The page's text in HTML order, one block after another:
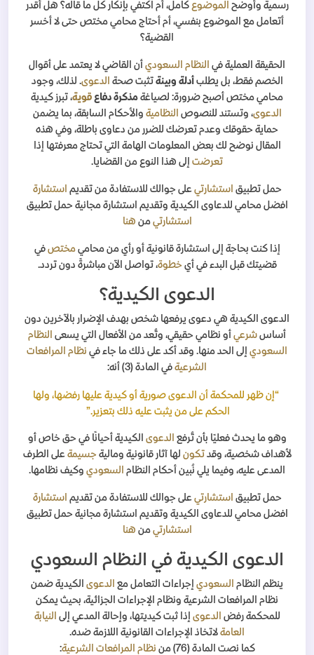
رسمية وأوضح الموضوعكامل، أم اكتفي بإنكار كل ما قاله؟ هل أقدر
أتعامل مع الموضوع بنفسي، أم أحتاج محامي مختص حتى لا أخسر
القضية؟
الحقيقة العملية في النظام السعودي أن القاضي لا يعتمد على أقوال
الخصم فقط، بل يطلب أدلة وبينة تثبت صحة الدعوى. لذلك، وجود
محامي مختص أصبح ضرورة: لصياغة مذكرة دفاع قوية، تبرز كيدية
الدعوى، وتستند للنصوص النظامية والأحكام السابقة، بما يضمن
حماية حقوقك وعدم تعرضك للضرر من دعاوى باطلة، وفي هذه
المقال نوضح لك بعض المعلومات الهامة التي تحتاج معرفتها إذا
تعرضت إلى هذا النوع من القضايا.
حمل تطبيق استشارتيعلى جوالك للاستفادة من تقديم استشارة
افضل محامي للدعاوى الكيدية وتقديم استشارة مجانية حمل تطبيق
استشارتيمن هنا
إذا كنت بحاجة إلى استشارة قانونية أو رأي منمحامي مختصفي
قضيتك قبل البدء في أيخطوة، تواصل الآن مباشرةً دون تردد.
الدعوى الكيدية؟
الدعوى الكيدية هي دعوى يرفعها شخص بهدف الإضرار بالآخرين دون
أساس شرعي أو نظامي حقيقي، وتُعد من الأفعال التي يسعى النظام
السعودي إلى الحد منها. وقد أكد على ذلك ما جاء في نظام المرافعات
الشرعية في المادة (3) أنه:
“إن ظهر للمحكمة أن الدعوى صورية أو كيدية عليها رفضها، ولها
الحكم على من يثبت عليه ذلك بتعزير.”
وهو ما يحدث فعليًا بأن تُرفع الدعوى الكيدية أحيانًا في حق خاص أو
لأهداف شخصية، وقد تكون لها آثار قانونية وماليةجسيمةعلى الطرف
المدعى عليه، وفيما يلي نُبين أحكام النظام السعودي وكيف نظامها.
حمل تطبيق استشارتيعلى جوالك للاستفادة من تقديم استشارة
افضل محامي للدعاوى الكيدية وتقديم استشارة مجانية حمل تطبيق
استشارتيمن هنا
الدعوى الكيدية في النظام السعودي
ينظم النظام السعودي إجراءات التعامل مع الدعوى الكيدية ضمن
نظام المرافعات الشرعية ونظام الإجراءات الجزائية، بحيث يمكن
للمحكمة رفض الدعوى إذا ثبت كيديتها، وإحالة المدعي إلى النيابة
العامة لاتخاذ الإجراءات القانونية اللازمة ضده.
كما نصت المادة (76) من
نظام المرافعات الشرعية: